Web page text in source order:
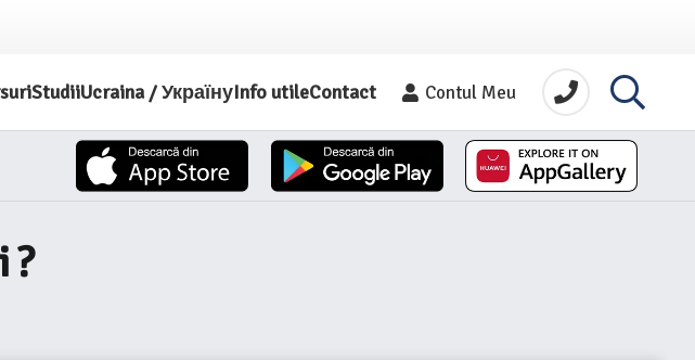
StudiiUcraina / УкраїнуInfo utileContact Contul Meu
?